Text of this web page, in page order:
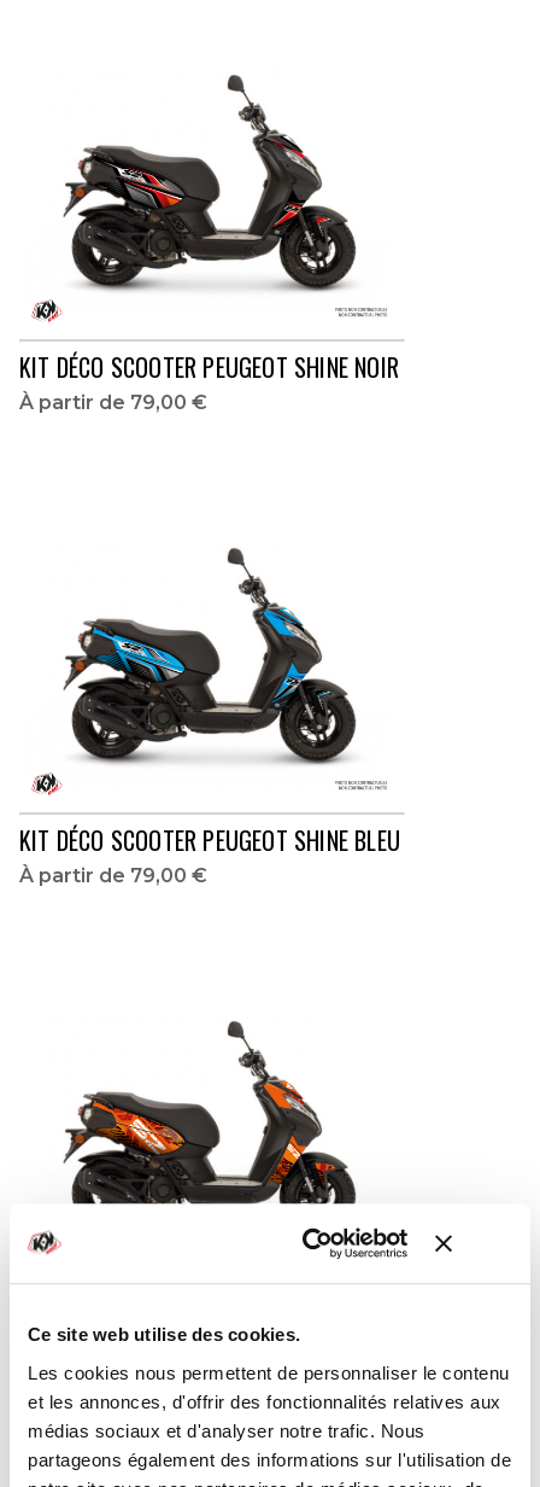
Ce site web utilise des cookies.
Les cookies nous permettent de personnaliser le contenu
et les annonces, d'offrir des fonctionnalités relatives aux
médias sociaux et d'analyser notre trafic. Nous
partageons également des informations sur l'utilisation de
KIT DÉCO SCOOTER PEUGEOT SHINE NOIR
À partir de 79,00 €
KIT DÉCO SCOOTER PEUGEOT SHINE BLEU
À partir de 79,00 €
ORANGE
À partir de 79,00 €